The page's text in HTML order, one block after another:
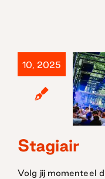
10, 2025
Stagiair
Volg jij momenteel